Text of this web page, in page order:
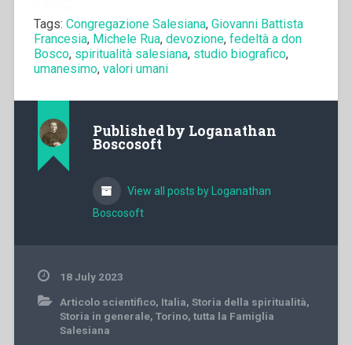
Tags: Congregazione Salesiana, Giovanni Battista
Francesia, Michele Rua, devozione, fedeltà a don
Bosco, spiritualità salesiana, studio biografico,
umanesimo, valori umani
Published by Loganathan
Boscosoft
View all posts by Loganathan
Boscosoft
18 July 2023
Articolo scientifico, Italia, Storia della spiritualità,
Storia in generale, Torino, tutta la Famiglia
Salesiana